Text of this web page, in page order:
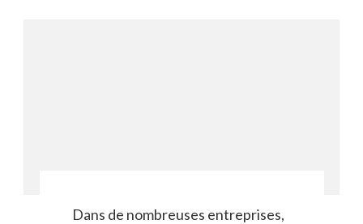
Dans de nombreuses entreprises,